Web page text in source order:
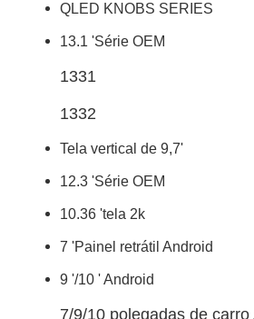
QLED KNOBS SERIES
13.1 'Série OEM
1331
1332
Tela vertical de 9,7'
12.3 'Série OEM
10.36 'tela 2k
7 'Painel retrátil Android
9 '/10 ' Android